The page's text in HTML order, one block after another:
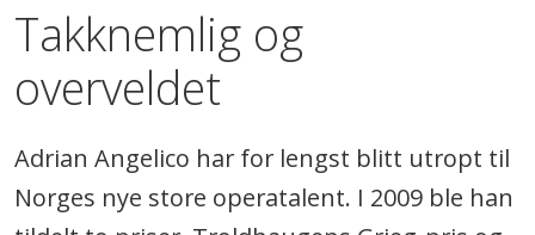
Takknemlig og
overveldet
Adrian Angelico har for lengst blitt utropt til
Norges nye store operatalent. I 2009 ble han